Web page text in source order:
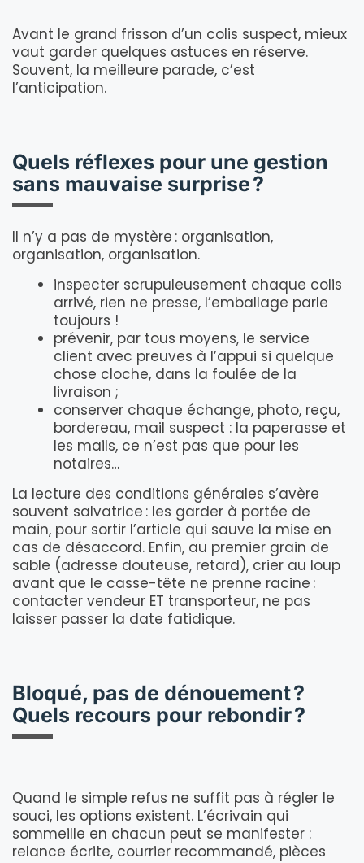
Avant le grand frisson d’un colis suspect, mieux
vaut garder quelques astuces en réserve.
Souvent, la meilleure parade, c’est
l’anticipation.
Quels réflexes pour une gestion
sans mauvaise surprise ?
Il n’y a pas de mystère : organisation,
organisation, organisation.
inspecter scrupuleusement chaque colis
arrivé, rien ne presse, l’emballage parle
toujours !
prévenir, par tous moyens, le service
client avec preuves à l’appui si quelque
chose cloche, dans la foulée de la
livraison ;
conserver chaque échange, photo, reçu,
bordereau, mail suspect : la paperasse et
les mails, ce n’est pas que pour les
notaires…
La lecture des conditions générales s’avère
souvent salvatrice : les garder à portée de
main, pour sortir l’article qui sauve la mise en
cas de désaccord. Enfin, au premier grain de
sable (adresse douteuse, retard), crier au loup
avant que le casse-tête ne prenne racine :
contacter vendeur ET transporteur, ne pas
laisser passer la date fatidique.
Bloqué, pas de dénouement ?
Quels recours pour rebondir ?
Quand le simple refus ne suffit pas à régler le
souci, les options existent. L’écrivain qui
sommeille en chacun peut se manifester :
relance écrite, courrier recommandé, pièces